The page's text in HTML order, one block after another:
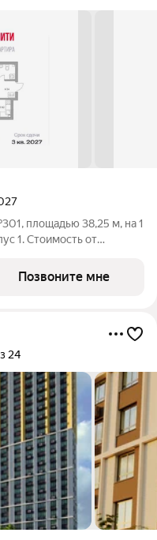
площадью 38,25 м, на 1
1. Стоимость от
«Гранель
Позвоните мне
24